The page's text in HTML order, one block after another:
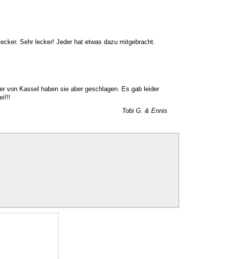
Sehr lecker! Jeder hat etwas dazu mitgebracht.
von Kassel haben sie aber geschlagen. Es gab leider
Tobi G. & Ennis